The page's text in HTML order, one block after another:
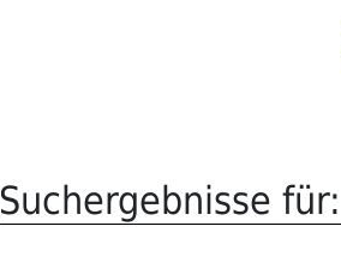
Suchergebnisse